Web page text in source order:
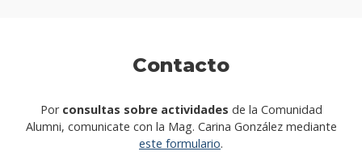
Contacto
Por consultas sobre actividades de la Comunidad
Alumni, comunicate con la Mag. Carina González mediante
este formulario.